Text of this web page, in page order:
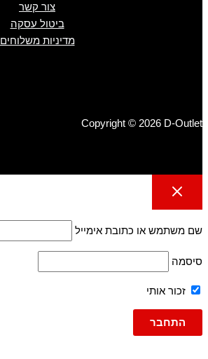
צור קשר
ביטול עסקה
מדיניות משלוחים
Copyright © 2026 D-Outlet
שם משתמש או כתובת אימייל
סיסמה
זכור אותי